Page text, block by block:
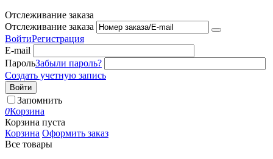
Отслеживание заказа
Отслеживание заказа
ВойтиРегистрация
E-mail
ПарольЗабыли пароль?
Создать учетную запись
Войти
Запомнить
0Корзина
Корзина пуста
Корзина Оформить заказ
Все товары